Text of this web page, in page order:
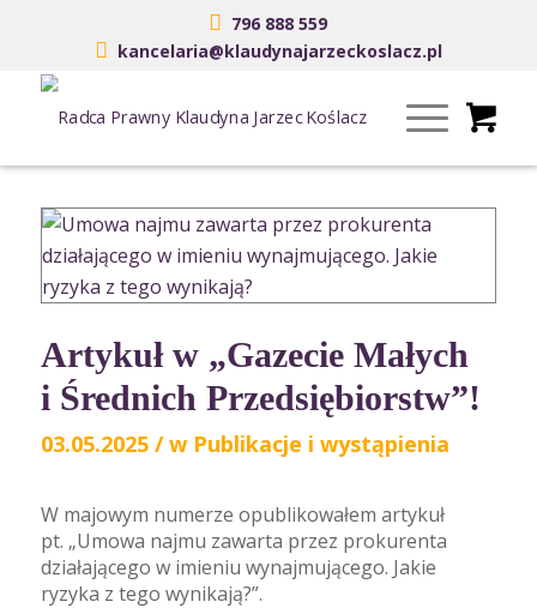
796 888 559
kancelaria@klaudynajarzeckoslacz.pl
Artykuł w „Gazecie Małych
i Średnich Przedsiębiorstw”!
03.05.2025 / w Publikacje i wystąpienia
W majowym numerze opublikowałem artykuł
pt. „Umowa najmu zawarta przez prokurenta
działającego w imieniu wynajmującego. Jakie
ryzyka z tego wynikają?”.